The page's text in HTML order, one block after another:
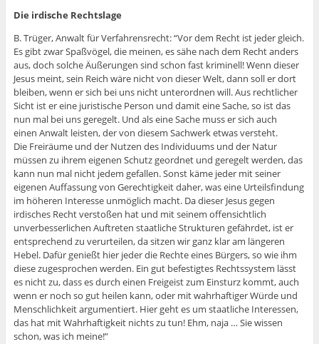
Die irdische Rechtslage
B. Trüger, Anwalt für Verfahrensrecht: “Vor dem Recht ist jeder gleich.
Es gibt zwar Spaßvögel, die meinen, es sähe nach dem Recht anders
aus, doch solche Äußerungen sind schon fast kriminell! Wenn dieser
Jesus meint, sein Reich wäre nicht von dieser Welt, dann soll er dort
bleiben, wenn er sich bei uns nicht unterordnen will. Aus rechtlicher
Sicht ist er eine juristische Person und damit eine Sache, so ist das
nun mal bei uns geregelt. Und als eine Sache muss er sich auch
einen Anwalt leisten, der von diesem Sachwerk etwas versteht.
Die Freiräume und der Nutzen des Individuums und der Natur
müssen zu ihrem eigenen Schutz geordnet und geregelt werden, das
kann nun mal nicht jedem gefallen. Sonst käme jeder mit seiner
eigenen Auffassung von Gerechtigkeit daher, was eine Urteilsfindung
im höheren Interesse unmöglich macht. Da dieser Jesus gegen
irdisches Recht verstoßen hat und mit seinem offensichtlich
unverbesserlichen Auftreten staatliche Strukturen gefährdet, ist er
entsprechend zu verurteilen, da sitzen wir ganz klar am längeren
Hebel. Dafür genießt hier jeder die Rechte eines Bürgers, so wie ihm
diese zugesprochen werden. Ein gut befestigtes Rechtssystem lässt
es nicht zu, dass es durch einen Freigeist zum Einsturz kommt, auch
wenn er noch so gut heilen kann, oder mit wahrhaftiger Würde und
Menschlichkeit argumentiert. Hier geht es um staatliche Interessen,
das hat mit Wahrhaftigkeit nichts zu tun! Ehm, naja … Sie wissen
schon, was ich meine!”